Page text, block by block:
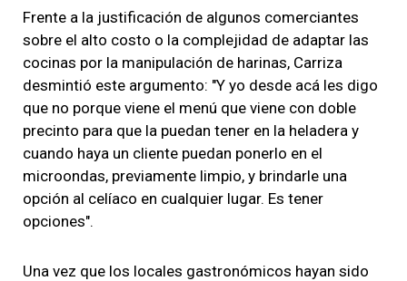
Frente a la justificación de algunos comerciantes
sobre el alto costo o la complejidad de adaptar las
cocinas por la manipulación de harinas, Carriza
desmintió este argumento: "Y yo desde acá les digo
que no porque viene el menú que viene con doble
precinto para que la puedan tener en la heladera y
cuando haya un cliente puedan ponerlo en el
microondas, previamente limpio, y brindarle una
opción al celíaco en cualquier lugar. Es tener
opciones".
Una vez que los locales gastronómicos hayan sido